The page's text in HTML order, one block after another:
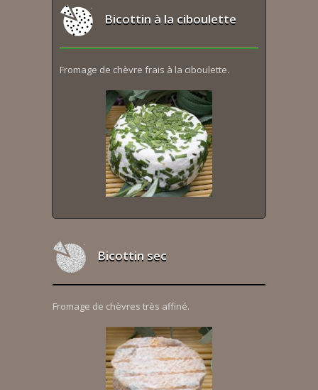
Bicottin à la ciboulette
Fromage de chèvre frais à la ciboulette.
Bicottin sec
Fromage de chèvres très affiné.